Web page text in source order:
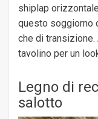
shiplap
questo soggiorno
che di transizione.
tavolino per un
Legno di
salotto